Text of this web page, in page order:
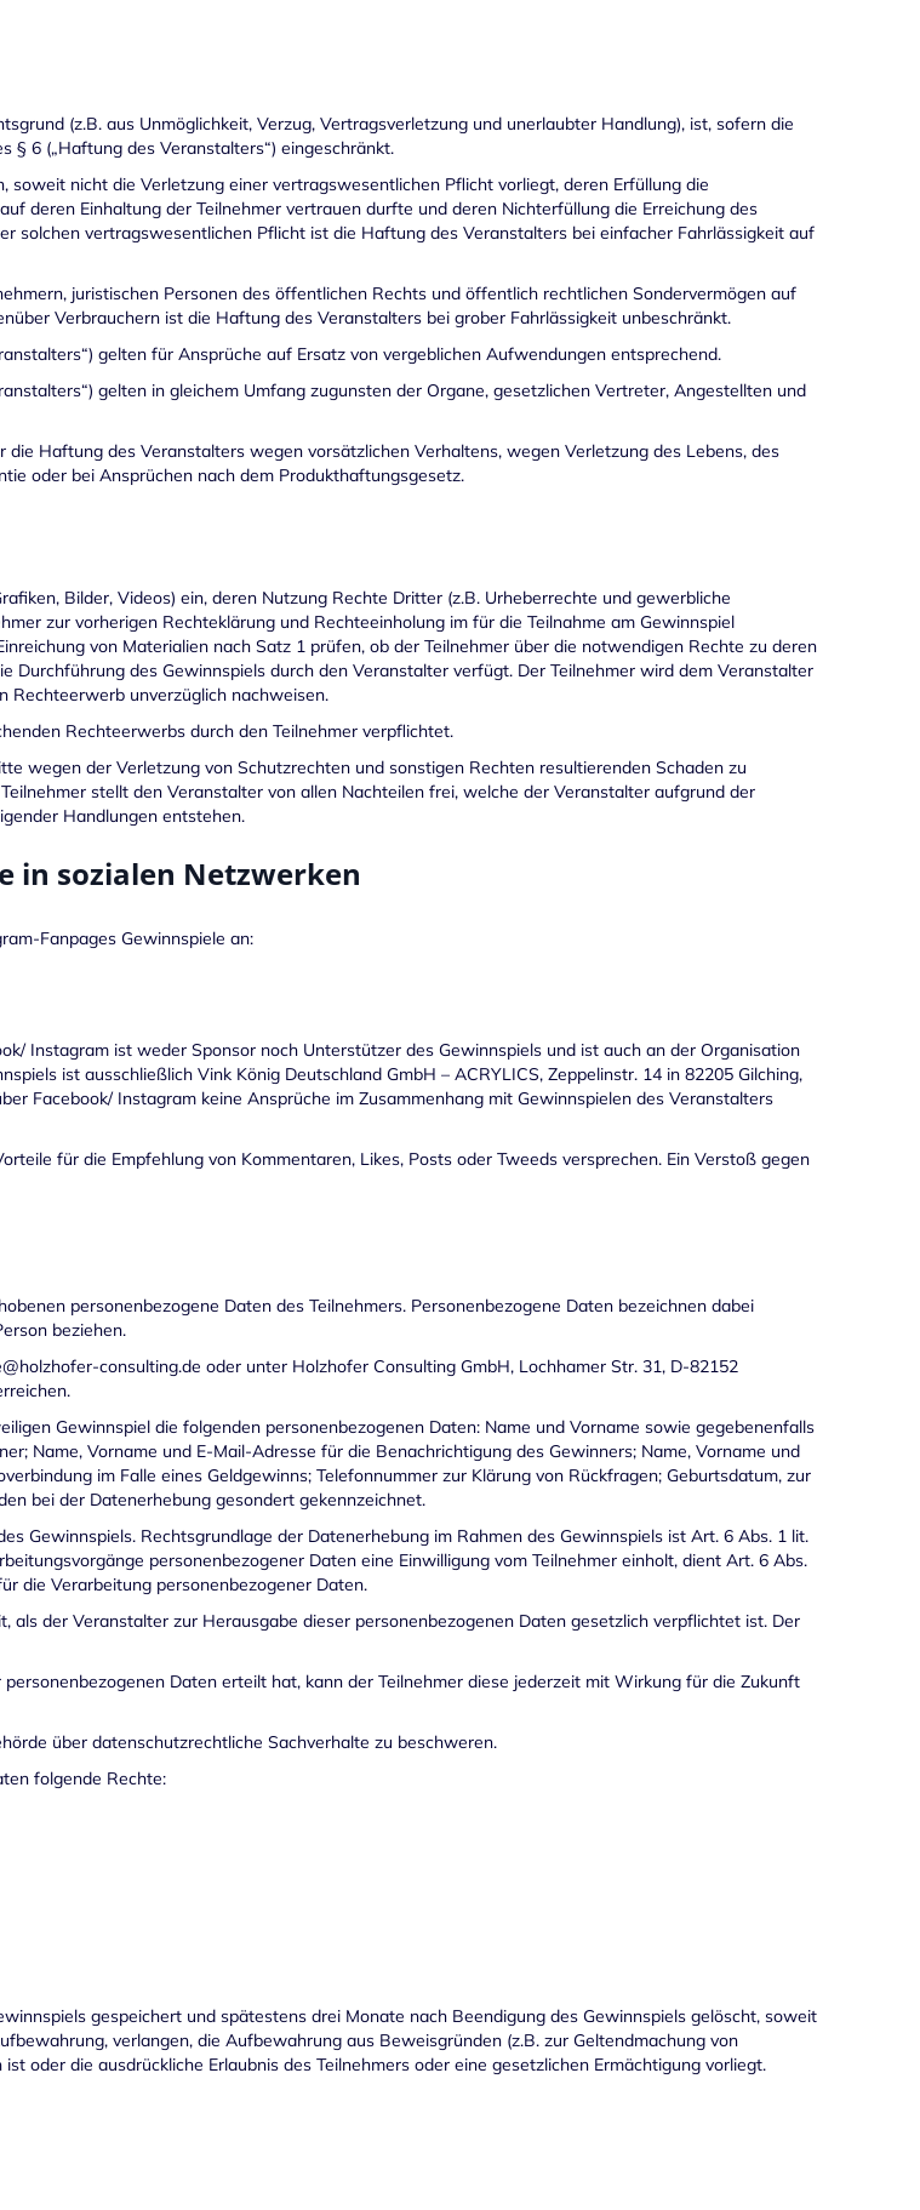
(z.B. aus Unmöglichkeit, Verzug, Vertragsverletzung und unerlaubter Handlung), ist, sofern die
§ 6 („Haftung des Veranstalters“) eingeschränkt.
nicht die Verletzung einer vertragswesentlichen Pflicht vorliegt, deren Erfüllung die
deren Einhaltung der Teilnehmer vertrauen durfte und deren Nichterfüllung die Erreichung des
solchen vertragswesentlichen Pflicht ist die Haftung des Veranstalters bei einfacher Fahrlässigkeit auf
juristischen Personen des öffentlichen Rechts und öffentlich rechtlichen Sondervermögen auf
Verbrauchern ist die Haftung des Veranstalters bei grober Fahrlässigkeit unbeschränkt.
gelten für Ansprüche auf Ersatz von vergeblichen Aufwendungen entsprechend.
gelten in gleichem Umfang zugunsten der Organe, gesetzlichen Vertreter, Angestellten und
Haftung des Veranstalters wegen vorsätzlichen Verhaltens, wegen Verletzung des Lebens, des
oder bei Ansprüchen nach dem Produkthaftungsgesetz.
Bilder, Videos) ein, deren Nutzung Rechte Dritter (z.B. Urheberrechte und gewerbliche
zur vorherigen Rechteklärung und Rechteeinholung im für die Teilnahme am Gewinnspiel
von Materialien nach Satz 1 prüfen, ob der Teilnehmer über die notwendigen Rechte zu deren
Durchführung des Gewinnspiels durch den Veranstalter verfügt. Der Teilnehmer wird dem Veranstalter
Rechteerwerb unverzüglich nachweisen.
Rechteerwerbs durch den Teilnehmer verpflichtet.
wegen der Verletzung von Schutzrechten und sonstigen Rechten resultierenden Schaden zu
stellt den Veranstalter von allen Nachteilen frei, welche der Veranstalter aufgrund der
Handlungen entstehen.
in sozialen Netzwerken
Fanpages Gewinnspiele an:
Instagram ist weder Sponsor noch Unterstützer des Gewinnspiels und ist auch an der Organisation
ist ausschließlich Vink König Deutschland GmbH – ACRYLICS, Zeppelinstr. 14 in 82205 Gilching,
Facebook/ Instagram keine Ansprüche im Zusammenhang mit Gewinnspielen des Veranstalters
für die Empfehlung von Kommentaren, Likes, Posts oder Tweeds versprechen. Ein Verstoß gegen
personenbezogene Daten des Teilnehmers. Personenbezogene Daten bezeichnen dabei
beziehen.
consulting.de oder unter Holzhofer Consulting GmbH, Lochhamer Str. 31, D-82152
Gewinnspiel die folgenden personenbezogenen Daten: Name und Vorname sowie gegebenenfalls
Name, Vorname und E-Mail-Adresse für die Benachrichtigung des Gewinners; Name, Vorname und
im Falle eines Geldgewinns; Telefonnummer zur Klärung von Rückfragen; Geburtsdatum, zur
bei der Datenerhebung gesondert gekennzeichnet.
Gewinnspiels. Rechtsgrundlage der Datenerhebung im Rahmen des Gewinnspiels ist Art. 6 Abs. 1 lit.
personenbezogener Daten eine Einwilligung vom Teilnehmer einholt, dient Art. 6 Abs.
die Verarbeitung personenbezogener Daten.
der Veranstalter zur Herausgabe dieser personenbezogenen Daten gesetzlich verpflichtet ist. Der
Daten erteilt hat, kann der Teilnehmer diese jederzeit mit Wirkung für die Zukunft
über datenschutzrechtliche Sachverhalte zu beschweren.
folgende Rechte:
gespeichert und spätestens drei Monate nach Beendigung des Gewinnspiels gelöscht, soweit
verlangen, die Aufbewahrung aus Beweisgründen (z.B. zur Geltendmachung von
oder die ausdrückliche Erlaubnis des Teilnehmers oder eine gesetzlichen Ermächtigung vorliegt.